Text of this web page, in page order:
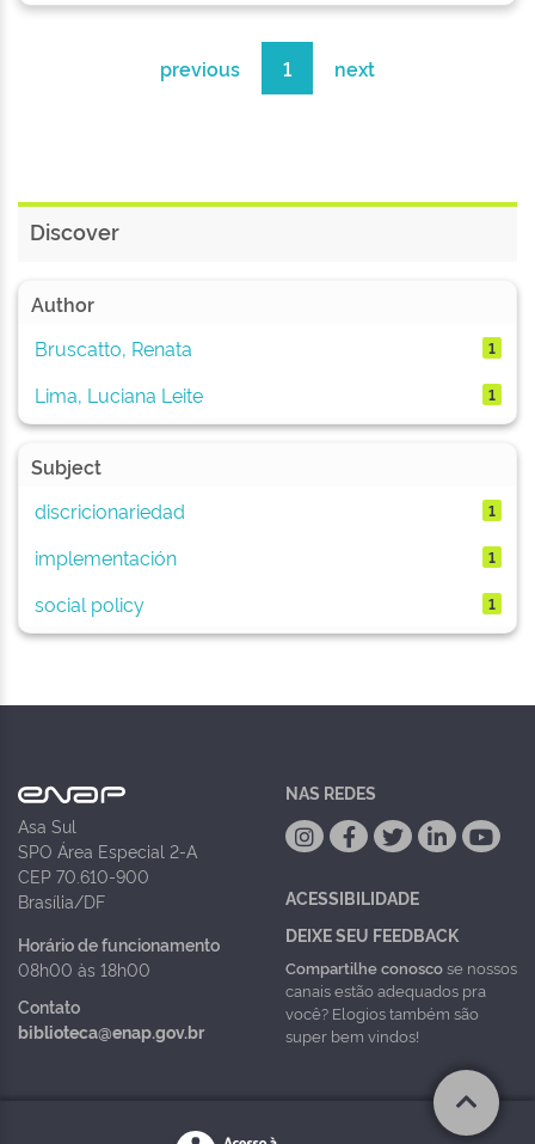
previous 1 next
Discover
Author
Bruscatto, Renata
1
Lima, Luciana Leite 1
Subject
discricionariedad
1
implementación 1
social policy 1
Asa Sul
SPO Área Especial 2-A
CEP 70.610-900
Brasília/DF
Horário de funcionamento
08h00 às 18h00
Contato
biblioteca@enap.gov.br
NAS REDES
ACESSIBILIDADE
DEIXE SEU FEEDBACK
Compartilhe conoscose nossos
canais estão adequados pra
você? Elogios também são
super bem vindos!